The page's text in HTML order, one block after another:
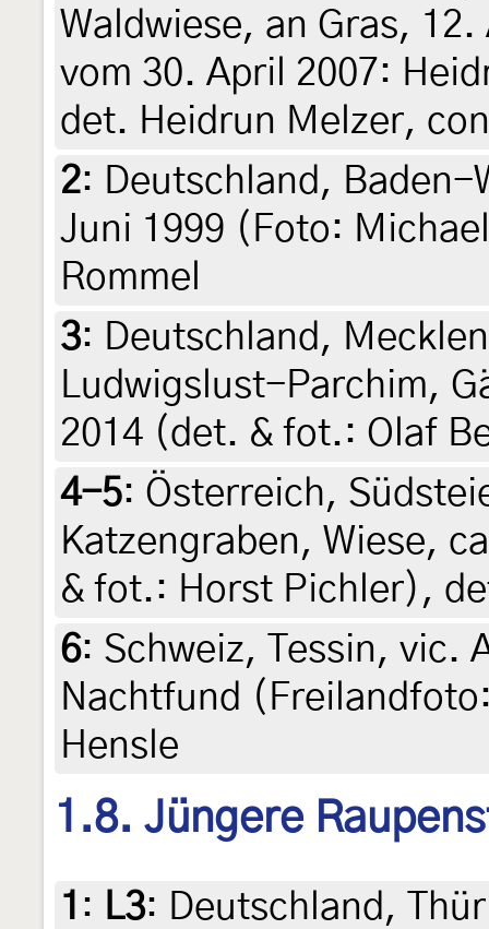
Waldwiese, an Gras,
vom 30. April 2007:
det. Heidrun Melzer,
2: Deutschland,
Juni 1999 (Foto:
Rommel
3: Deutschland,
Ludwigslust-Parchim,
2014 (det. & fot.: Olaf
4-5: Österreich,
Katzengraben, Wiese,
& fot.: Horst Pichler),
6: Schweiz, Tessin, vic.
Nachtfund
Hensle
1.8. Jüngere
1 : L3: Deutschland,